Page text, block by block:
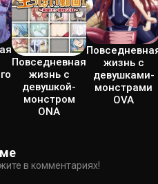
Повседневная
жизнь с
девушкой-
монстром
ONA
жизнь с
девушками-
монстрами
OVA
в комментариях!